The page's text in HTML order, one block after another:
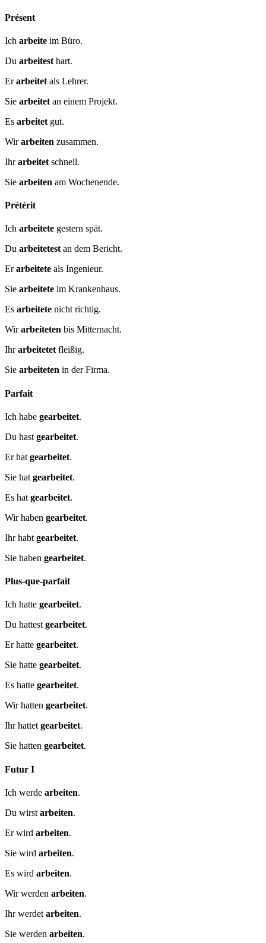
Présent
Ich arbeite im Büro.
Du arbeitest hart.
Erarbeitet als Lehrer.
Sie arbeitet an einem Projekt.
Es arbeitet gut.
Wirarbeiten zusammen.
Ihrarbeitet schnell.
Sie arbeiten am Wochenende.
Prétérit
Ich arbeitete gestern spät.
Du arbeitetest an dem Bericht.
Erarbeitete als Ingenieur.
Sie arbeitete im Krankenhaus.
Es arbeitete nicht richtig.
Wirarbeiteten bis Mitternacht.
Ihrarbeitetet fleißig.
Sie arbeiteten in der Firma.
Parfait
Ich habe gearbeitet.
Du hast gearbeitet.
Er hat gearbeitet.
Sie hat gearbeitet.
Es hat gearbeitet.
Wir haben gearbeitet.
Ihr habt gearbeitet.
Sie haben gearbeitet.
Plus-que-parfait
Ich hatte gearbeitet.
Du hattest gearbeitet.
Er hatte gearbeitet.
Sie hatte gearbeitet.
Es hatte gearbeitet.
Wir hatten gearbeitet.
Ihr hattet gearbeitet.
Sie hatten gearbeitet.
Futur I
Ich werde arbeiten.
Du wirst arbeiten.
Er wird arbeiten.
Sie wird arbeiten.
Es wird arbeiten.
Wir werden arbeiten.
Ihr werdet arbeiten.
Sie werden arbeiten.